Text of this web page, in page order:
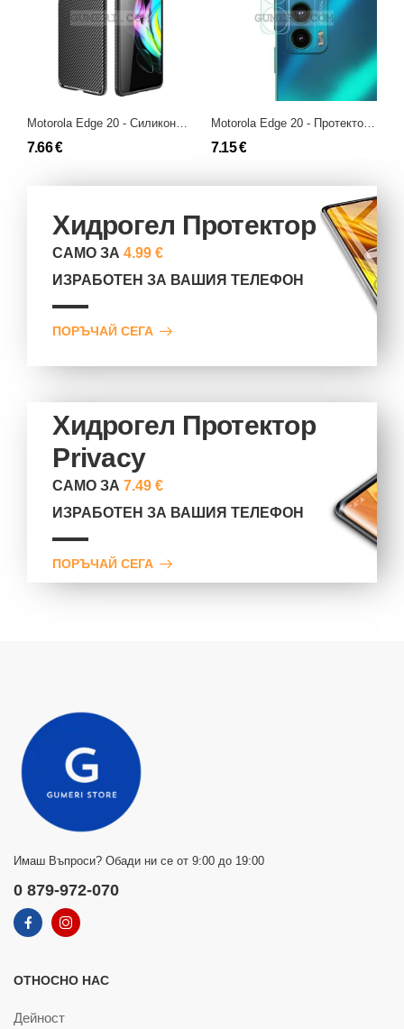
Motorola Edge 20 - Силиконов Гръб - Карбон Ауто
7.66 €
Motorola Edge 20 - Протектор за Камерата
7.15 €
Хидрогел Протектор
САМО ЗА4.99 €
ИЗРАБОТЕН ЗА ВАШИЯ ТЕЛЕФОН
ПОРЪЧАЙ СЕГА
Хидрогел Протектор
Privacy
САМО ЗА7.49 €
ИЗРАБОТЕН ЗА ВАШИЯ ТЕЛЕФОН
ПОРЪЧАЙ СЕГА
Имаш Въпроси? Обади ни се от 9:00 до 19:00
0 879-972-070
ОТНОСНО НАС
Дейност